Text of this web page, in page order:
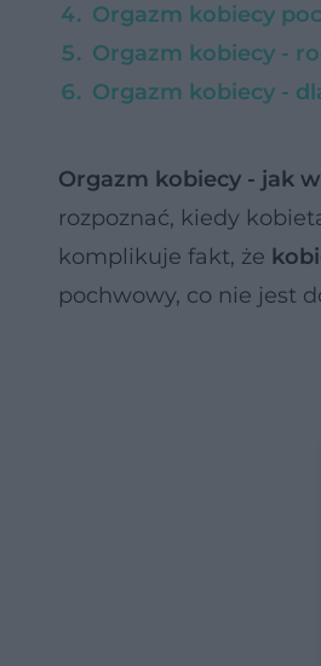
Orgazm kobiecy
Orgazm kobiecy -
Orgazm kobiecy -
Orgazm kobiecy - jak
rozpoznać, kiedy
komplikuje fakt, że
pochwowy, co nie jest